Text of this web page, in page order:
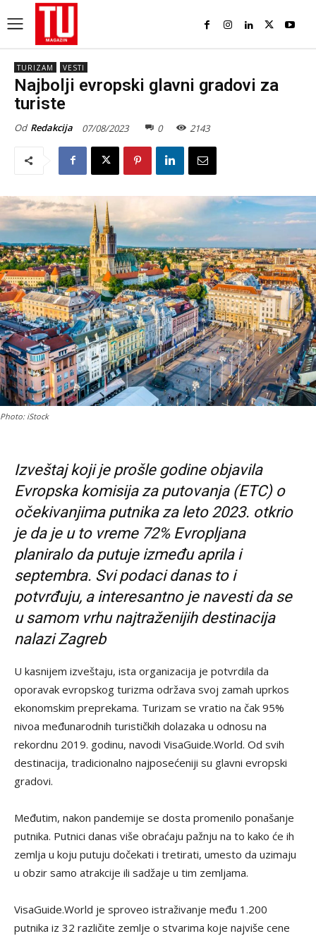
TURIZAM VESTI
Najbolji evropski glavni gradovi za
turiste
Od Redakcija 07/08/2023 0 2143
Photo: iStock
Izveštaj koji je prošle godine objavila
Evropska komisija za putovanja (ETC) o
očekivanjima putnika za leto 2023. otkrio
je da je u to vreme 72% Evropljana
planiralo da putuje između aprila i
septembra. Svi podaci danas to i
potvrđuju, a interesantno je navesti da se
u samom vrhu najtraženijih destinacija
nalazi Zagreb
U kasnijem izveštaju, ista organizacija je potvrdila da
oporavak evropskog turizma održava svoj zamah uprkos
ekonomskim preprekama. Turizam se vratio na čak 95%
nivoa međunarodnih turističkih dolazaka u odnosu na
rekordnu 2019. godinu, navodi VisaGuide.World. Od svih
destinacija, tradicionalno najposećeniji su glavni evropski
gradovi.
Međutim, nakon pandemije se dosta promenilo ponašanje
putnika. Putnici danas više obraćaju pažnju na to kako će ih
zemlja u koju putuju dočekati i tretirati, umesto da uzimaju
u obzir samo atrakcije ili sadžaje u tim zemljama.
VisaGuide.World je sproveo istraživanje među 1.200
putnika iz 32 različite zemlje o stvarima koje najviše cene